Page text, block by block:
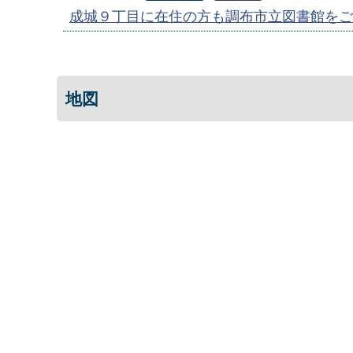
成城９丁目に在住の方も調布市立図書館を
地図